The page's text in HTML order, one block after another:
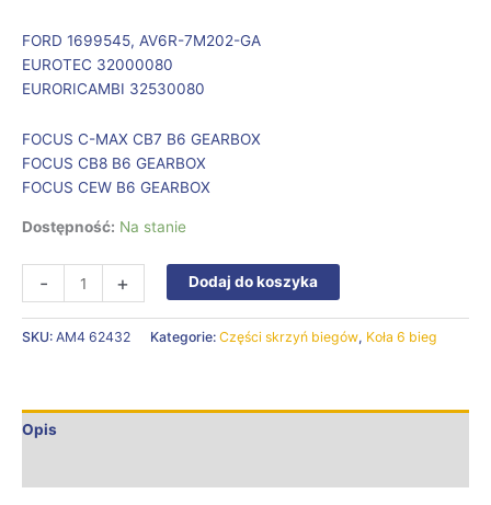
FORD 1699545, AV6R-7M202-GA
EUROTEC 32000080
EURORICAMBI 32530080
FOCUS C-MAX CB7 B6 GEARBOX
FOCUS CB8 B6 GEARBOX
FOCUS CEW B6 GEARBOX
Dostępność: Na stanie
- + Dodaj do koszyka
SKU: AM4 62432 Kategorie: Części skrzyń biegów, Koła 6 bieg
Opis